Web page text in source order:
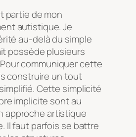
partie de mon
autistique. Je
au-delà du simple
possède plusieurs
communiquer cette
construire un tout
Cette simplicité
implicite sont au
approche artistique
Il faut parfois se battre